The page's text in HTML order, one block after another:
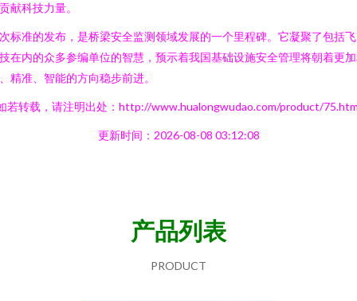
献科技力量。
标准的发布，是桥梁安全监测领域发展的一个里程碑。它凝聚了包括
在内的众多参编单位的智慧，预示着我国基础设施安全管理将朝着更
精准、智能的方向稳步前进。
若转载，请注明出处：http://www.hualongwudao.com/product/
更新时间：2026-08-08 03:12:08
产品列表
PRODUCT